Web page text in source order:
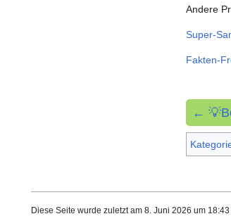
Andere
Super-
Fakten-
←
Diese Seite wurde zuletzt am 8. Juni 2026 um